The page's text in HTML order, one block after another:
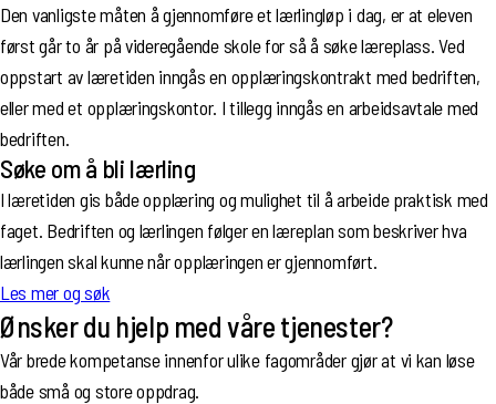
Den vanligste måten å gjennomføre et lærlingløp i dag, er at eleven
først går to år på videregående skole for så å søke læreplass. Ved
oppstart av læretiden inngås en opplæringskontrakt med bedriften,
eller med et opplæringskontor. I tillegg inngås en arbeidsavtale med
bedriften.
Søke om å bli lærling
I læretiden gis både opplæring og mulighet til å arbeide praktisk med
faget. Bedriften og lærlingen følger en læreplan som beskriver hva
lærlingen skal kunne når opplæringen er gjennomført.
Les mer og søk
Ønsker du hjelp med våre tjenester?
Vår brede kompetanse innenfor ulike fagområder gjør at vi kan løse
både små og store oppdrag.